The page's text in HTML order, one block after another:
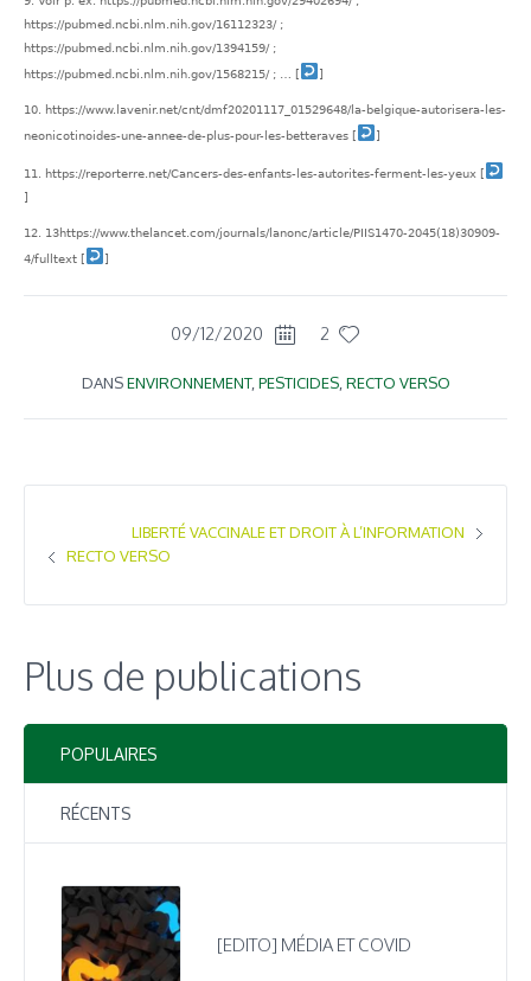
https://pubmed.ncbi.nlm.nih.gov/16112323/ ;
https://pubmed.ncbi.nlm.nih.gov/1394159/ ;
https://pubmed.ncbi.nlm.nih.gov/1568215/ ; …
[ ]
https://www.lavenir.net/cnt/dmf20201117_01529648/la-belgique-autorisera-les-
neonicotinoides-une-annee-de-plus-pour-les-betteraves [ ]
https://reporterre.net/Cancers-des-enfants-les-autorites-ferment-les-yeux [
]
13https://www.thelancet.com/journals/lanonc/article/PIIS1470-2045(18)30909-
4/fulltext [ ]
09/12/2020 2
DANSENVIRONNEMENT, PESTICIDES, RECTO VERSO
LIBERTÉ VACCINALE ET DROIT À L’INFORMATION
RECTO VERSO
Plus de publications
POPULAIRES
RÉCENTS
[EDITO] MÉDIA ET COVID